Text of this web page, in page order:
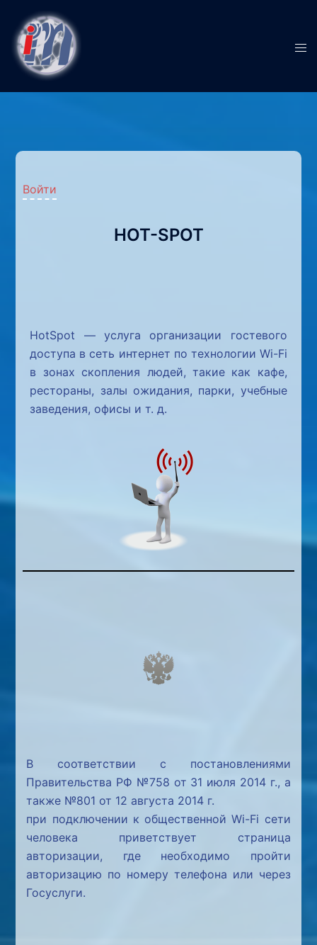
Войти
HOT-SPOT
HotSpot — услуга организации гостевого
доступа в сеть интернет по технологии Wi-Fi
в зонах скопления людей, такие как кафе,
рестораны, залы ожидания, парки, учебные
заведения, офисы и т. д.
В соответствии с постановлениями
Правительства РФ №758 от 31 июля 2014 г., а
также №801 от 12 августа 2014 г.
при подключении к общественной Wi-Fi сети
человека приветствует страница
авторизации, где необходимо пройти
авторизацию по номеру телефона или через
Госуслуги.